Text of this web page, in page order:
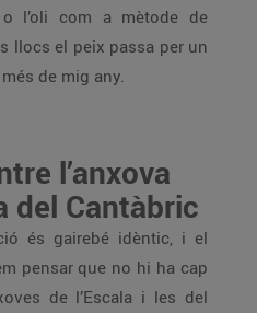
l’oli com a mètode de
llocs el peix passa per un
de mig any.
l’anxova
del Cantàbric
és gairebé idèntic, i el
pensar que no hi ha cap
de l’Escala i les del